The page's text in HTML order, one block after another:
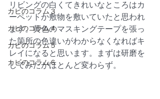
カビのコラム３
カビのコラム４
カビのコラム５
カビのコラム６
リビングの白くてきれいなところはカ
ーペットか敷物を敷いていたと思われ
ます。黄色のマスキングテープを張っ
た箇所の色違いがわからなくなればキ
レイになると思います。まずは研磨を
してみたがほとんど変わらず。